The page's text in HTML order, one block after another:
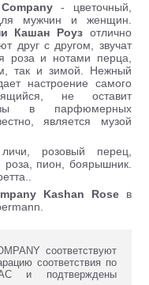
- цветочный,
мужчин и женщин.
Кашан Роуз отлично
друг с другом, звучат
роза и нотами перца,
так и зимой. Нежный
настроение самого
не оставит
в парфюмерных
является музой
личи, розовый перец,
пион, боярышник.
Kashan Rose в
соответствуют
соответствия по
и подтверждены